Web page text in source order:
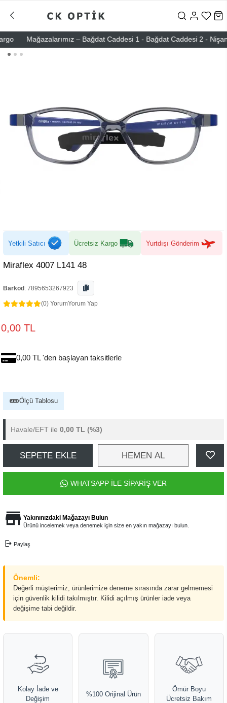
Mağazalarımız – Bağdat Caddesi 1 - Bağdat Caddesi 2 -
Yetkili Satıcı Ücretsiz Kargo Yurtdışı Gönderim
Miraflex 4007 L141 48
Barkod : 7895653267923
(0) YorumYorum Yap
0,00 TL
0,00 TL 'den başlayan taksitlerle
Ölçü Tablosu
Havale/EFT ile 0,00 TL (%3)
SEPETE EKLE HEMEN AL
WHATSAPP İLE SİPARİŞ VER
Yakınınızdaki Mağazayı Bulun
Ürünü incelemek veya denemek için size en yakın mağazayı bulun.
Paylaş
Önemli:
Değerli müşterimiz, ürünlerimize deneme sırasında zarar gelmemesi
için güvenlik kilidi takılmıştır. Kilidi açılmış ürünler iade veya
değişime tabi değildir.
Kolay İade ve
Değişim
%100 Orijinal Ürün
Ömür Boyu
Ücretsiz Bakım